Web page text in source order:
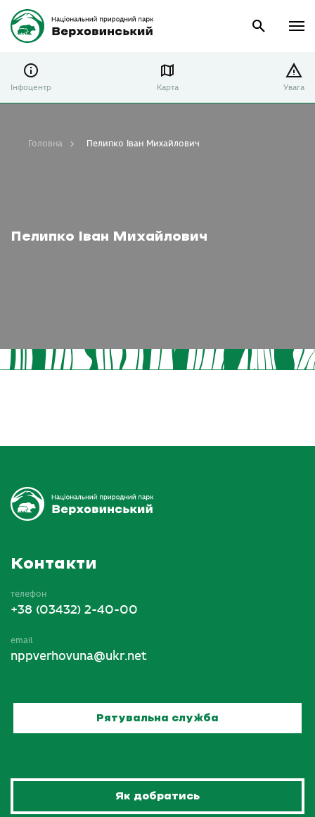
Інфоцентр Карта Увага
Пелипко Іван Михайлович
Головна Пелипко Іван Михайлович
Контакти
телефон
+38 (03432) 2-40-00
email
nppverhovuna@ukr.net
Рятувальна служба
Як добратись